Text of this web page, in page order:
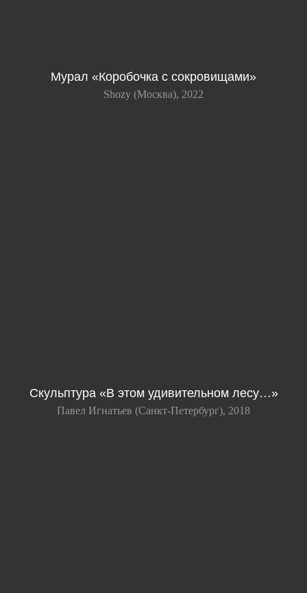
Мурал «Коробочка с сокровищами»
Shozy (Москва), 2022
Скульптура «В этом удивительном лесу…»
Павел Игнатьев (Санкт-Петербург), 2018